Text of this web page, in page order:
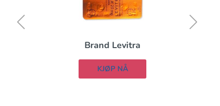
Brand Levitra
KJØP NÅ